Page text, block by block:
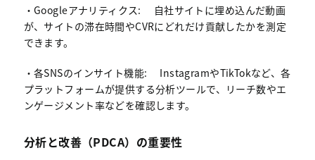
・Googleアナリティクス: 自社サイトに埋め込んだ動画
が、サイトの滞在時間やCVRにどれだけ貢献したかを測定
できます。
・各SNSのインサイト機能: InstagramやTikTokなど、各
プラットフォームが提供する分析ツールで、リーチ数やエ
ンゲージメント率などを確認します。
分析と改善（PDCA）の重要性